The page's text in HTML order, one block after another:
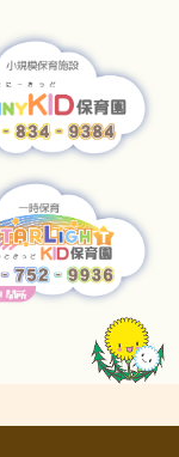
を分析し、
をお知らせ
サービスの
報などをメ
のメンテナ
るため
定、その他
たユーザー
連性につい